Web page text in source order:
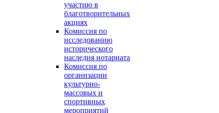
участию в
благотворительных
акциях
Комиссия по
исследованию
исторического
наследия нотариата
Комиссия по
организации
культурно-
массовых и
спортивных
мероприятий